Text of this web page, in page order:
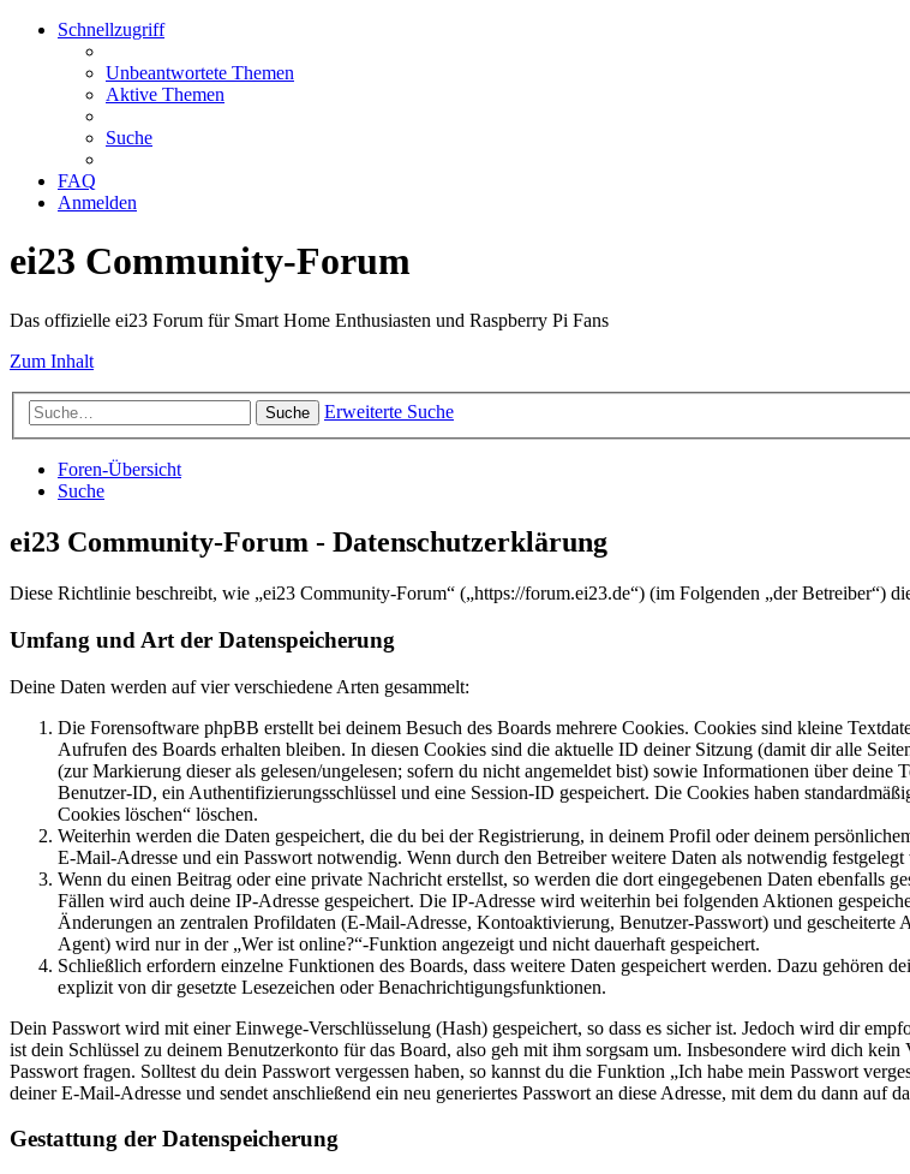
Schnellzugriff
Unbeantwortete Themen
Aktive Themen
Suche
FAQ
Anmelden
ei23 Community-Forum
Das offizielle ei23 Forum für Smart Home Enthusiasten und Raspberry Pi Fans
Zum Inhalt
Suche Erweiterte Suche
Foren-Übersicht
Suche
ei23 Community-Forum - Datenschutzerklärung
Diese Richtlinie beschreibt, wie „ei23 Community-Forum“ („https://forum.ei23.de“) (im Folgenden „der Betreiber“)
Umfang und Art der Datenspeicherung
Deine Daten werden auf vier verschiedene Arten gesammelt:
Die Forensoftware phpBB erstellt bei deinem Besuch des Boards mehrere Cookies. Cookies sind kleine
Aufrufen des Boards erhalten bleiben. In diesen Cookies sind die aktuelle ID deiner Sitzung (damit dir alle
(zur Markierung dieser als gelesen/ungelesen; sofern du nicht angemeldet bist) sowie Informationen über
Benutzer-ID, ein Authentifizierungsschlüssel und eine Session-ID gespeichert. Die Cookies haben
Cookies löschen“ löschen.
Weiterhin werden die Daten gespeichert, die du bei der Registrierung, in deinem Profil oder deinem
E-Mail-Adresse und ein Passwort notwendig. Wenn durch den Betreiber weitere Daten als notwendig
Wenn du einen Beitrag oder eine private Nachricht erstellst, so werden die dort eingegebenen Daten ebenfalls
Fällen wird auch deine IP-Adresse gespeichert. Die IP-Adresse wird weiterhin bei folgenden Aktionen
Änderungen an zentralen Profildaten (E-Mail-Adresse, Kontoaktivierung, Benutzer-Passwort) und
Agent) wird nur in der „Wer ist online?“-Funktion angezeigt und nicht dauerhaft gespeichert.
Schließlich erfordern einzelne Funktionen des Boards, dass weitere Daten gespeichert werden. Dazu gehören
explizit von dir gesetzte Lesezeichen oder Benachrichtigungsfunktionen.
Dein Passwort wird mit einer Einwege-Verschlüsselung (Hash) gespeichert, so dass es sicher ist. Jedoch wird dir
ist dein Schlüssel zu deinem Benutzerkonto für das Board, also geh mit ihm sorgsam um. Insbesondere wird dich
Passwort fragen. Solltest du dein Passwort vergessen haben, so kannst du die Funktion „Ich habe mein Passwort
deiner E-Mail-Adresse und sendet anschließend ein neu generiertes Passwort an diese Adresse, mit dem du dann auf
Gestattung der Datenspeicherung